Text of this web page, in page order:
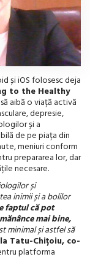
și iOS folosesc deja
to the Healthy
aibă o viață activă
depresie,
și a
de pe piața din
meniuri conform
prepararea lor, dar
necesare.
și
inimii și a bolilor
faptul că pot
mai bine,
minimal și astfel să
Tatu-Chițoiu, co-
platforma